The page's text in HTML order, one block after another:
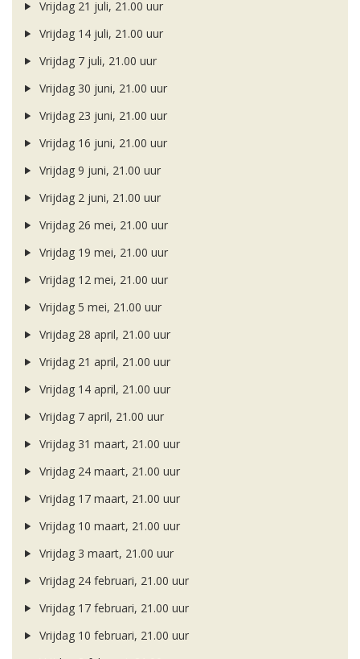
Vrijdag 21 juli, 21.00 uur
Vrijdag 14 juli, 21.00 uur
Vrijdag 7 juli, 21.00 uur
Vrijdag 30 juni, 21.00 uur
Vrijdag 23 juni, 21.00 uur
Vrijdag 16 juni, 21.00 uur
Vrijdag 9 juni, 21.00 uur
Vrijdag 2 juni, 21.00 uur
Vrijdag 26 mei, 21.00 uur
Vrijdag 19 mei, 21.00 uur
Vrijdag 12 mei, 21.00 uur
Vrijdag 5 mei, 21.00 uur
Vrijdag 28 april, 21.00 uur
Vrijdag 21 april, 21.00 uur
Vrijdag 14 april, 21.00 uur
Vrijdag 7 april, 21.00 uur
Vrijdag 31 maart, 21.00 uur
Vrijdag 24 maart, 21.00 uur
Vrijdag 17 maart, 21.00 uur
Vrijdag 10 maart, 21.00 uur
Vrijdag 3 maart, 21.00 uur
Vrijdag 24 februari, 21.00 uur
Vrijdag 17 februari, 21.00 uur
Vrijdag 10 februari, 21.00 uur